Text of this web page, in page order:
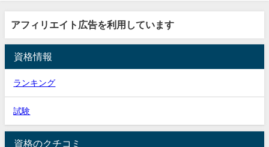
アフィリエイト広告を利用しています
資格情報
ランキング
試験
資格のクチコミ